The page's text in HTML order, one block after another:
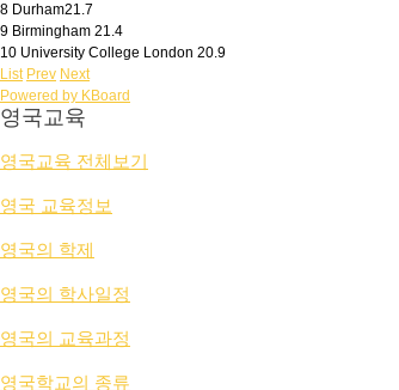
8 Durham21.7
9 Birmingham 21.4
10 University College London 20.9
List Prev Next
Powered by KBoard
영국교육
영국교육 전체보기
영국 교육정보
영국의 학제
영국의 학사일정
영국의 교육과정
영국학교의 종류